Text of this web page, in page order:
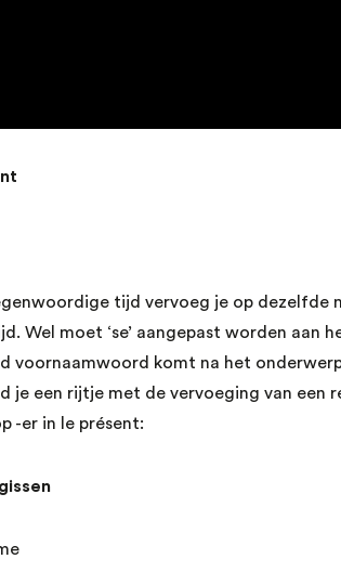
tijd vervoeg je op dezelfde
Wel moet ‘se’ aangepast worden aan
voornaamwoord komt na het
je een rijtje met de vervoeging van een
-er in le présent: